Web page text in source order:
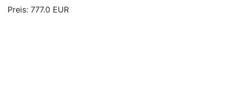
Preis: 777.0 EUR